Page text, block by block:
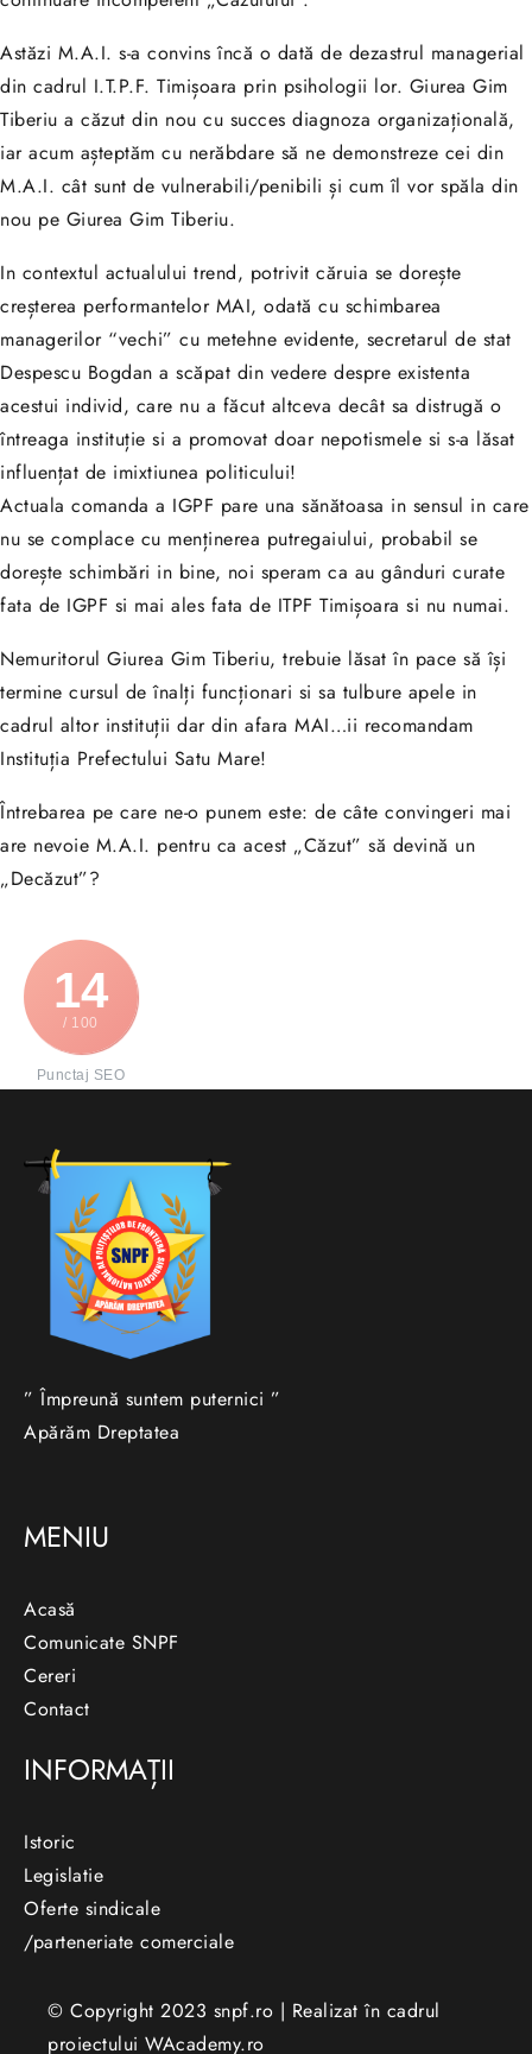
Astăzi M.A.I. s-a convins încă o dată de dezastrul managerial
din cadrul I.T.P.F. Timișoara prin psihologii lor. Giurea Gim
Tiberiu a căzut din nou cu succes diagnoza organizațională,
iar acum așteptăm cu nerăbdare să ne demonstreze cei din
M.A.I. cât sunt de vulnerabili/penibili și cum îl vor spăla din
nou pe Giurea Gim Tiberiu.
In contextul actualului trend, potrivit căruia se dorește
creșterea performantelor MAI, odată cu schimbarea
managerilor “vechi” cu metehne evidente, secretarul de stat
Despescu Bogdan a scăpat din vedere despre existenta
acestui individ, care nu a făcut altceva decât sa distrugă o
întreaga instituție si a promovat doar nepotismele si s-a lăsat
influențat de imixtiunea politicului!
Actuala comanda a IGPF pare una sănătoasa in sensul in care
nu se complace cu menținerea putregaiului, probabil se
dorește schimbări in bine, noi speram ca au gânduri curate
fata de IGPF si mai ales fata de ITPF Timișoara si nu numai.
Nemuritorul Giurea Gim Tiberiu, trebuie lăsat în pace să își
termine cursul de înalți funcționari si sa tulbure apele in
cadrul altor instituții dar din afara MAI…ii recomandam
Instituția Prefectului Satu Mare!
Întrebarea pe care ne-o punem este: de câte convingeri mai
are nevoie M.A.I. pentru ca acest „Căzut” să devină un
„Decăzut”?
14
/ 100
Punctaj SEO
” Împreună suntem puternici ”
Apărăm Dreptatea
MENIU
Acasă
Comunicate SNPF
Cereri
Contact
INFORMAȚII
Istoric
Legislatie
Oferte sindicale
/parteneriate comerciale
© Copyright 2023 snpf.ro | Realizat în cadrul
proiectului WAcademy.ro